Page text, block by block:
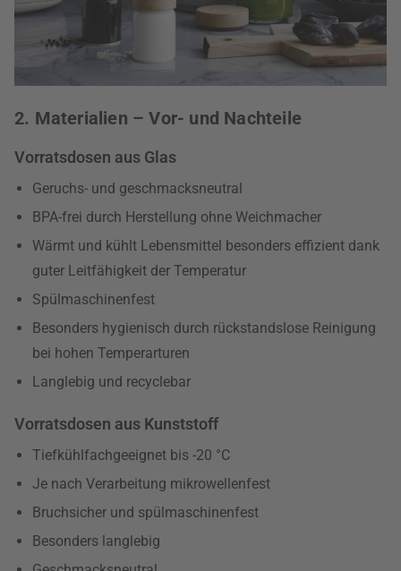
2. Materialien – Vor- und Nachteile
Vorratsdosen aus Glas
Geruchs- und geschmacksneutral
BPA-frei durch Herstellung ohne Weichmacher
Wärmt und kühlt Lebensmittel besonders effizient dank
guter Leitfähigkeit der Temperatur
Spülmaschinenfest
Besonders hygienisch durch rückstandslose Reinigung
bei hohen Temperarturen
Langlebig und recyclebar
Vorratsdosen aus Kunststoff
Tiefkühlfachgeeignet bis -20 °C
Je nach Verarbeitung mikrowellenfest
Bruchsicher und spülmaschinenfest
Besonders langlebig